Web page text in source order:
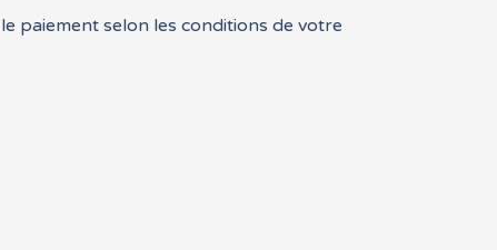
paiement selon les conditions de votre